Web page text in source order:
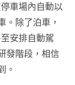
車場內自動以
。除了泊車，
安排自動駕
發階段，相信
。